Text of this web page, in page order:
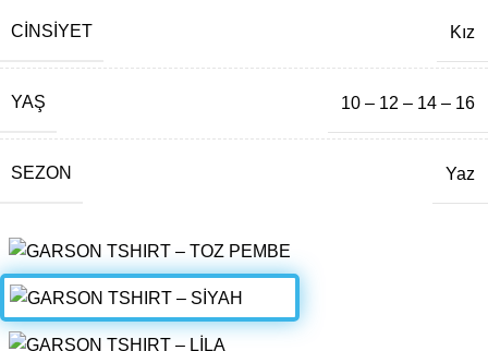
CINSIYET Kız
YAŞ 10 – 12 – 14 – 16
SEZON Yaz
SERI ADETI